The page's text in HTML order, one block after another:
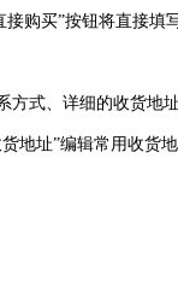
买”按钮将直接填写
式、详细的收货地
”编辑常用收货地